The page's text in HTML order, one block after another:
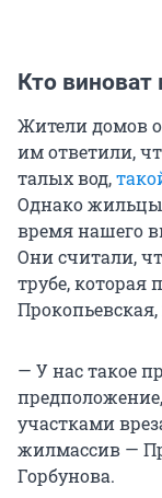
Кто виноват
Жители домов
им ответили,
талых вод,
Однако
время нашего
Они считали,
трубе, которая
— У нас такое
участками
жилмассив —
Горбунова.